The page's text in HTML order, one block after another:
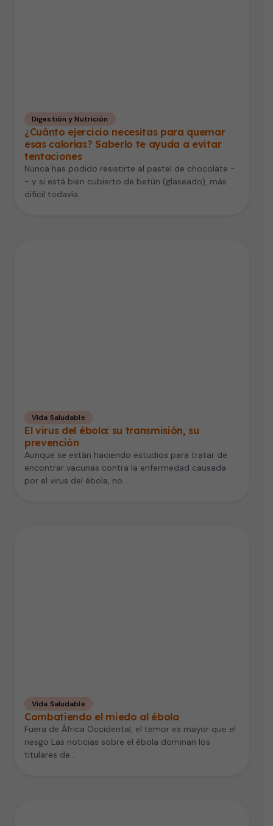
Digestión y Nutrición
¿Cuánto ejercicio necesitas para quemar
esas calorías? Saberlo te ayuda a evitar
tentaciones
Nunca has podido resistirte al pastel de chocolate -
- y si está bien cubierto de betún (glaseado), más
difícil todavía. …
Vida Saludable
El virus del ébola: su transmisión, su
prevención
Aunque se están haciendo estudios para tratar de
encontrar vacunas contra la enfermedad causada
por el virus del ébola, no…
Vida Saludable
Combatiendo el miedo al ébola
Fuera de África Occidental, el temor es mayor que el
riesgo Las noticias sobre el ébola dominan los
titulares de…